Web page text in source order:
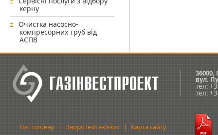
керну
Очистка насосно-
компресорних труб від
АСПВ
36000,
вул.
тел:
тел:
На головну | Зворотній зв'язок | Карта сайту